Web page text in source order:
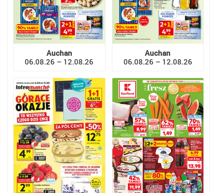
Auchan
06.08.26 – 12.08.26
Auchan
06.08.26 – 12.08.26